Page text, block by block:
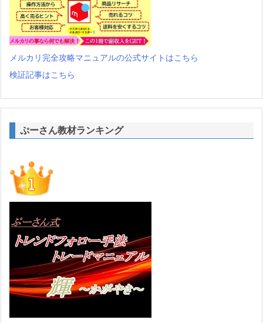
メルカリ完全攻略マニュアルの公式サイトはこちら
検証記事はこちら
ぷーさん教材ランキング